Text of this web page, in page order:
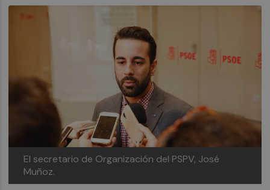
El secretario de Organización del PSPV, José
Muñoz.